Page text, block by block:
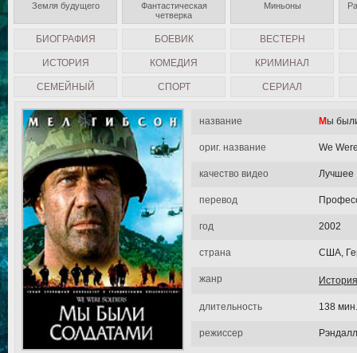
название Мы
ориг. название We
качество видео Лучшее
перевод
год 2002
страна США,
жанр История
длительность 138 мин.
режиссер
БИОГРАФИЯ БОЕВИК ВЕСТЕРН
ИСТОРИЯ КОМЕДИЯ КРИМИНАЛ
СЕМЕЙНЫЙ СПОРТ СЕРИАЛ
Земля будущего
Фантастическая
четверка
Миньоны